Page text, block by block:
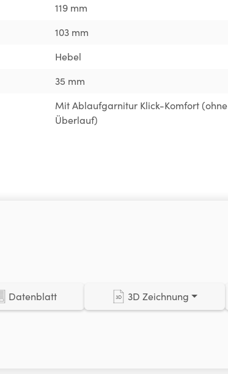
119 mm
103 mm
Hebel
35 mm
Mit Ablaufgarnitur Klick-Komfort (ohne
Überlauf)
Datenblatt 3D Zeichnung